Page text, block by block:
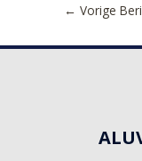
← Vorige